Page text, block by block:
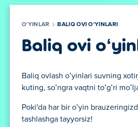
OʻYINLAR BALIQ OVI OʻYINLARI
Baliq ovi
Baliq ovlash oʻyinlari suvning
kuting, soʻngra vaqtni toʻgʻri
Poki'da har bir oʻyin
tashlashga tayyorsiz!